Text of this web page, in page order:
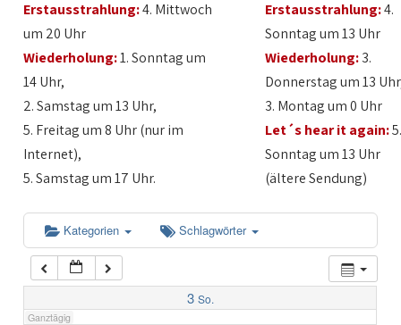
Erstausstrahlung:4. Mittwoch
um 20 Uhr
Wiederholung:1. Sonntag um
14 Uhr,
2. Samstag um 13 Uhr,
5. Freitag um 8 Uhr (nur im
Internet),
5. Samstag um 17 Uhr.
Erstausstrahlung:4.
Sonntag um 13 Uhr
Wiederholung:3.
Donnerstag um 13
3. Montag um 0 Uhr
Let´s hear it again:
Sonntag um 13 Uhr
(ältere Sendung)
Kategorien Schlagwörter
3 So.
Ganztägig
2:00
3:00
5:00
6:00
7:00